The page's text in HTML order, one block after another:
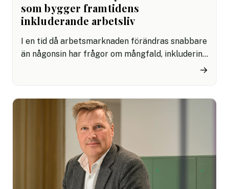
som bygger framtidens
inkluderande arbetsliv
I en tid då arbetsmarknaden förändras snabbare
än någonsin har frågor om mångfald, inkludering
lyckas skapa inkluderande arbetsplatser
attraherar inte bara bredare kompetens utan
stärker också sin innovationskraft, sitt
ledarskap och sin långsiktiga konkurrenskraft.
→